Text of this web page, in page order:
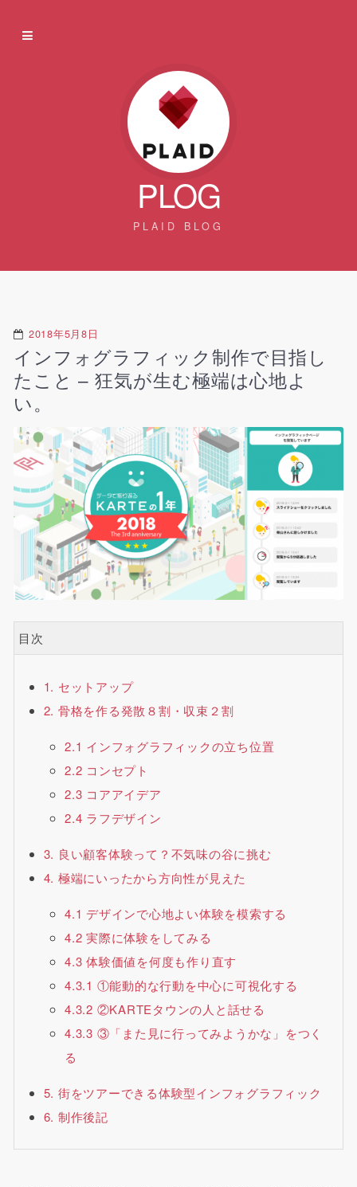
PLOG
PLAID BLOG
2018年5月8日
インフォグラフィック制作で目指し
たこと – 狂気が生む極端は心地よ
い。
目次
1. セットアップ
2. 骨格を作る発散８割・収束２割
2.1 インフォグラフィックの立ち位置
2.2 コンセプト
2.3 コアアイデア
2.4 ラフデザイン
3. 良い顧客体験って？不気味の谷に挑む
4. 極端にいったから方向性が見えた
4.1 デザインで心地よい体験を模索する
4.2 実際に体験をしてみる
4.3 体験価値を何度も作り直す
4.3.1 ①能動的な行動を中心に可視化する
4.3.2 ②KARTEタウンの人と話せる
4.3.3 ③「また見に行ってみようかな」をつく
る
5. 街をツアーできる体験型インフォグラフィック
6. 制作後記